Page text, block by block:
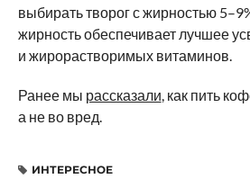
выбирать творог с жирностью
жирность обеспечивает лучшее
и жирорастворимых витаминов.
Ранее мы рассказали , как пить
а не во вред.
ИНТЕРЕСНОЕ